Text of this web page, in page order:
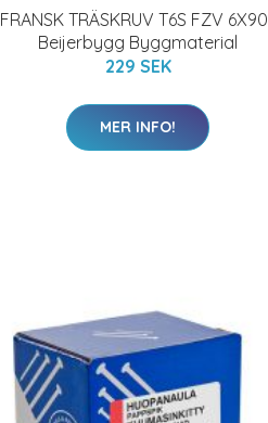
FRANSK TRÄSKRUV T6S FZV 6X90 |
Beijerbygg Byggmaterial
229 SEK
MER INFO!